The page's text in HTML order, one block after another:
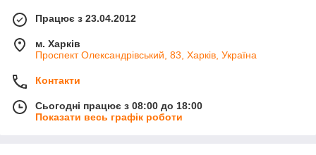
Працює з 23.04.2012
м. Харків
Проспект Олександрівський, 83, Харків, Україна
Контакти
Сьогодні працює з 08:00 до 18:00
Показати весь графік роботи